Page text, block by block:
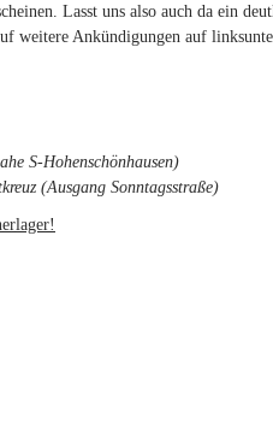
Lasst uns also auch da ein
weitere Ankündigungen auf
S-Hohenschönhausen)
(Ausgang Sonntagsstraße)